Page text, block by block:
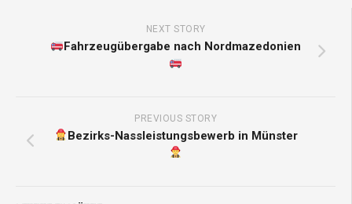
NEXT STORY
Fahrzeugübergabe nach Nordmazedonien
PREVIOUS STORY
Bezirks-Nassleistungsbewerb in Münster